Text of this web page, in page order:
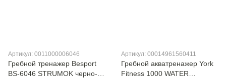
Артикул: 0011000006046
Гребной тренажер Besport
ВS-6046 STRUMOK черно-
Артикул: 00014961560411
Гребной акватренажер York
Fitness 1000 WATER